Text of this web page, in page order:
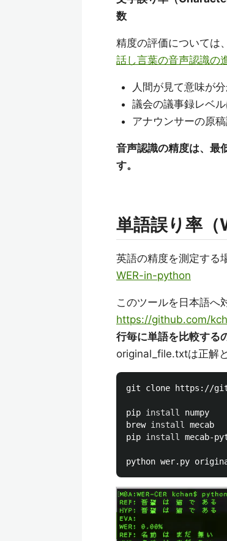
数
精度の評価については
話し言葉の音声認識の
人間が見て意味が
議会の議事録レベ
アナウンサーの原
音声認識の精度は、最
す。
単語誤り率
英語の精度を測定する
WER-in-python
このツールを日本語へ
https://github.com/
行毎に単語を比較する
original_file.txtは正解
git clone https://
pip install numpy
brew install mecab
pip install mecab-